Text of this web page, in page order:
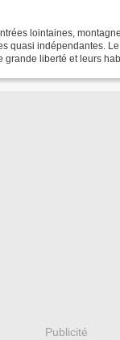
lointaines,
quasi indépendantes.
grande liberté et leurs
Publicité